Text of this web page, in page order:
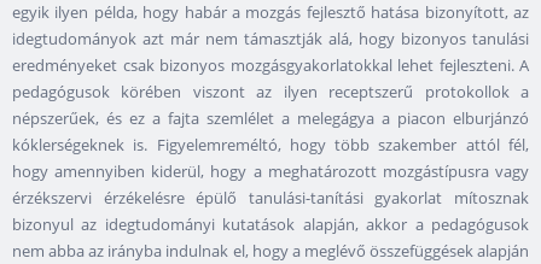
egyik ilyen példa, hogy habár a mozgás fejlesztő hatása bizonyított, az
idegtudományok azt már nem támasztják alá, hogy bizonyos tanulási
eredményeket csak bizonyos mozgásgyakorlatokkal lehet fejleszteni. A
pedagógusok körében viszont az ilyen receptszerű protokollok a
népszerűek, és ez a fajta szemlélet a melegágya a piacon elburjánzó
kóklerségeknek is. Figyelemreméltó, hogy több szakember attól fél,
hogy amennyiben kiderül, hogy a meghatározott mozgástípusra vagy
érzékszervi érzékelésre épülő tanulási-tanítási gyakorlat mítosznak
bizonyul az idegtudományi kutatások alapján, akkor a pedagógusok
nem abba az irányba indulnak el, hogy a meglévő összefüggések alapján